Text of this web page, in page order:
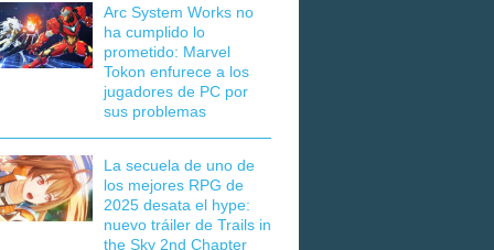
Arc System Works no
ha cumplido lo
prometido: Marvel
Tokon enfurece a los
jugadores de PC por
sus problemas
La secuela de uno de
los mejores RPG de
2025 desata el hype:
nuevo tráiler de Trails in
the Sky 2nd Chapter